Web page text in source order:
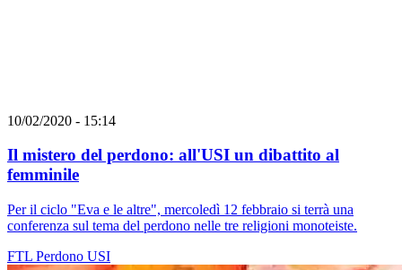
10/02/2020 - 15:14
Il mistero del perdono: all'USI un dibattito al
femminile
Per il ciclo "Eva e le altre", mercoledì 12 febbraio si terrà una
conferenza sul tema del perdono nelle tre religioni monoteiste.
FTL Perdono USI